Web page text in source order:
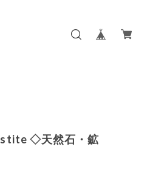
◇天然石・鉱